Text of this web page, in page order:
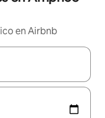
en Airbnb
podrás navegar